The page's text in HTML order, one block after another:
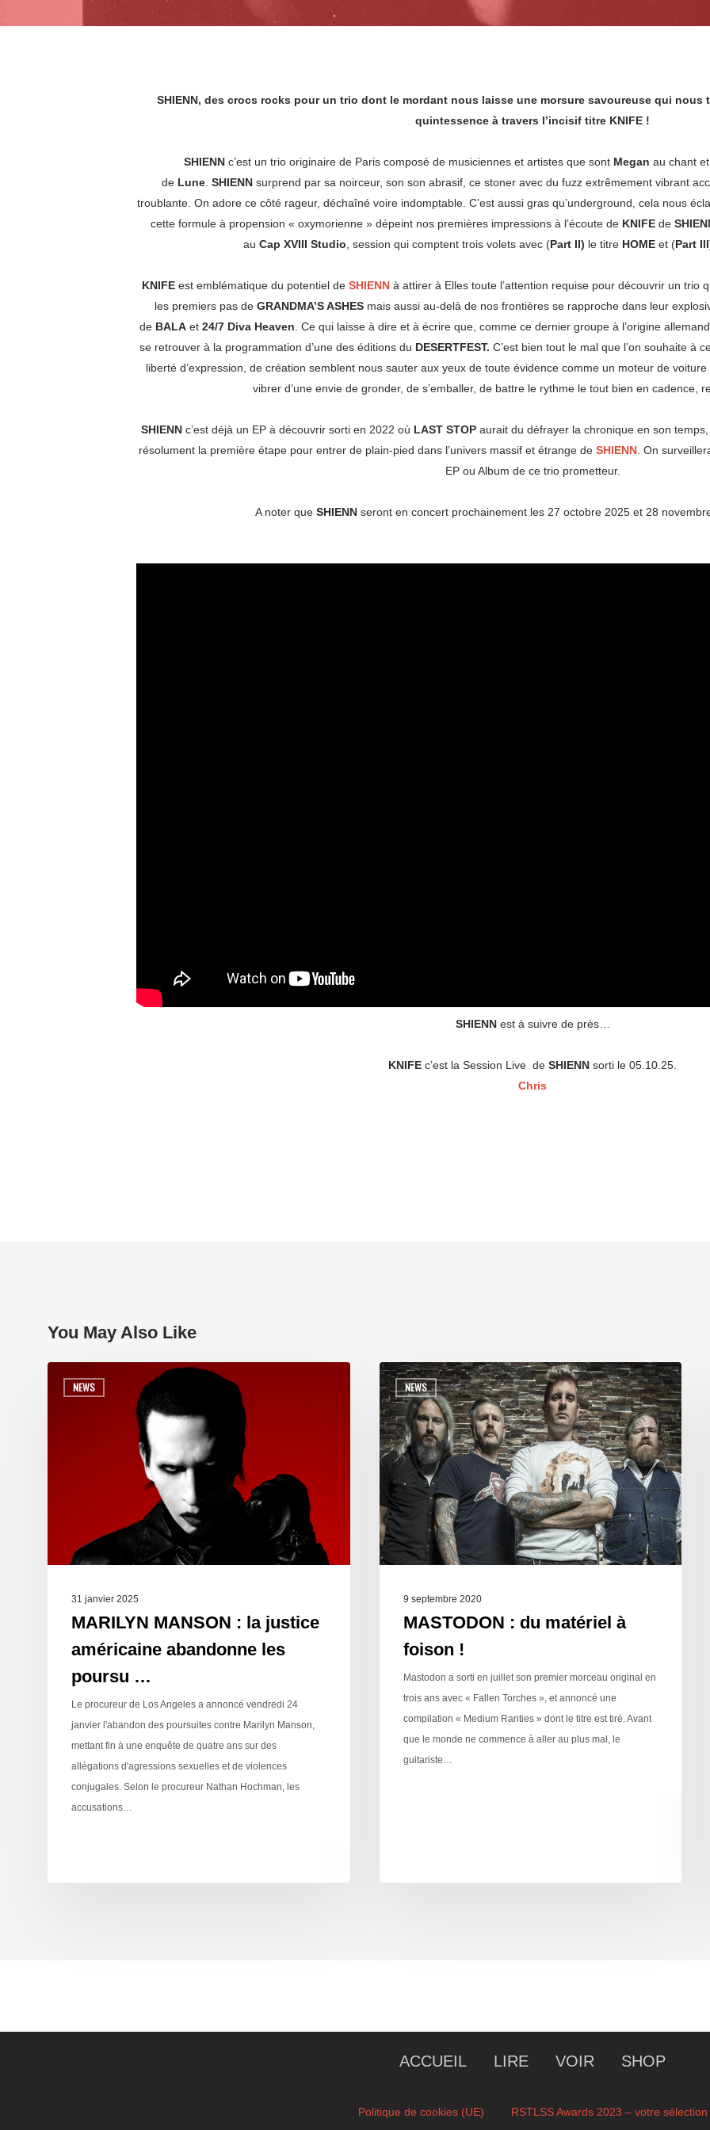
SHIENN, des crocs rocks pour un trio dont le mordant nous laisse une morsure savoureuse qui nous
quintessence à travers l’incisif titre KNIFE !
SHIENN c’est un trio originaire de Paris composé de musiciennes et artistes que sont Megan au chant
de Lune SHIENN surprend par sa noirceur, son son abrasif, ce stoner avec du fuzz extrêmement vibrant
troublante. On adore ce côté rageur, déchaîné voire indomptable. C’est aussi gras qu’underground, cela nous
cette formule à propension « oxymorienne » dépeint nos premières impressions à l’écoute de KNIFEde
au Cap XVIII Studio , session qui comptent trois volets avec (Part II) le titre HOMEet (Part
KNIFEest emblématique du potentiel de SHIENN à attirer à Elles toute l’attention requise pour découvrir un trio
les premiers pas de GRANDMA’S ASHES mais aussi au-delà de nos frontières se rapproche dans leur
de BALAet24/7 Diva Heaven . Ce qui laisse à dire et à écrire que, comme ce dernier groupe à l’origine
se retrouver à la programmation d’une des éditions du DESERTFEST. C’est bien tout le mal que l’on souhaite à
liberté d’expression, de création semblent nous sauter aux yeux de toute évidence comme un moteur de
vibrer d’une envie de gronder, de s’emballer, de battre le rythme le tout bien en cadence,
SHIENN c’est déjà un EP à découvrir sorti en 2022 où LAST STOPaurait du défrayer la chronique en son
résolument la première étape pour entrer de plain-pied dans l’univers massif et étrange de SHIENN. On
EP ou Album de ce trio prometteur.
A noter que SHIENN seront en concert prochainement les 27 octobre 2025 et 28
SHIENN est à suivre de près…
KNIFE c’est la Session Live de SHIENN sorti le 05.10.25.
Chris
You May Also Like
NEWS
31 janvier 2025
MARILYN MANSON : la justice
américaine abandonne les
poursu …
Le procureur de Los Angeles a annoncé vendredi 24
janvier l'abandon des poursuites contre Marilyn Manson,
mettant fin à une enquête de quatre ans sur des
allégations d'agressions sexuelles et de violences
conjugales. Selon le procureur Nathan Hochman, les
accusations…
NEWS
9 septembre 2020
MASTODON : du matériel à
foison !
Mastodon a sorti en juillet son premier morceau original en
trois ans avec « Fallen Torches », et annoncé une
compilation « Medium Rarities » dont le titre est tiré. Avant
que le monde ne commence à aller au plus mal, le
guitariste…
ACCUEIL LIRE VOIR SHOP
Politique de cookies (UE) RSTLSS Awards 2023 – votre sélection